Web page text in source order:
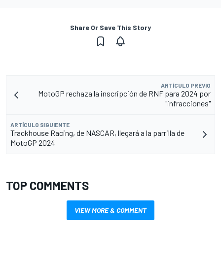
Share Or Save This Story
ARTÍCULO PREVIO
MotoGP rechaza la inscripción de RNF para 2024 por
"infracciones"
ARTÍCULO SIGUIENTE
Trackhouse Racing, de NASCAR, llegará a la parrilla de
MotoGP 2024
TOP COMMENTS
VIEW MORE & COMMENT